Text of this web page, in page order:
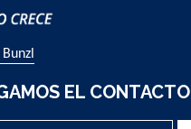
EL CONTACTO